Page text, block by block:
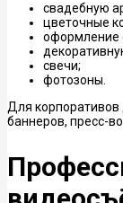
свадебную
цветочные
оформление
свечи;
фотозоны.
Для корпоративов
баннеров, пресс-